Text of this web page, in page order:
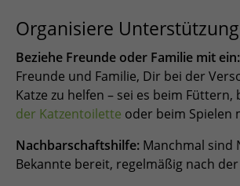
Organisiere
Beziehe Freunde oder Familie mit ein:
Freunde und Familie, Dir bei der
Katze zu helfen – sei es beim Füttern,
der Katzentoilette oder beim Spielen
Nachbarschaftshilfe: Manchmal sind
Bekannte bereit, regelmäßig nach der